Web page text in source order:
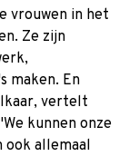
vrouwen in het
Ze zijn
maken. En
vertelt
kunnen onze
ook allemaal